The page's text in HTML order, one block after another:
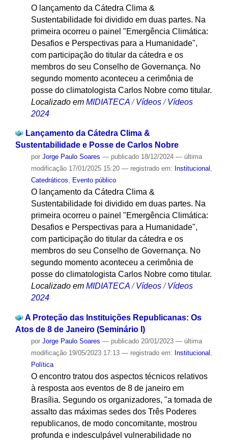
O lançamento da Cátedra Clima &
Sustentabilidade foi dividido em duas partes. Na
primeira ocorreu o painel "Emergência Climática:
Desafios e Perspectivas para a Humanidade",
com participação do titular da cátedra e os
membros do seu Conselho de Governança. No
segundo momento aconteceu a cerimônia de
posse do climatologista Carlos Nobre como titular.
Localizado em MIDIATECA /Vídeos /Vídeos
2024
Lançamento da Cátedra Clima &
Sustentabilidade e Posse de Carlos Nobre
por Jorge Paulo Soares — publicado18/12/2024 — última
modificação17/01/2025 15:20 — registrado em: Institucional ,
Catedráticos, Evento público
O lançamento da Cátedra Clima &
Sustentabilidade foi dividido em duas partes. Na
primeira ocorreu o painel "Emergência Climática:
Desafios e Perspectivas para a Humanidade",
com participação do titular da cátedra e os
membros do seu Conselho de Governança. No
segundo momento aconteceu a cerimônia de
posse do climatologista Carlos Nobre como titular.
Localizado em MIDIATECA / Vídeos / Vídeos
2024
A Proteção das Instituições Republicanas: Os
Atos de 8 de Janeiro (Seminário I)
por Jorge Paulo Soares — publicado20/01/2023 — última
modificação19/05/2023 17:13 — registrado em: Institucional ,
Política
O encontro tratou dos aspectos técnicos relativos
à resposta aos eventos de 8 de janeiro em
Brasília. Segundo os organizadores, "a tomada de
assalto das máximas sedes dos Três Poderes
republicanos, de modo concomitante, mostrou
profunda e indesculpável vulnerabilidade no